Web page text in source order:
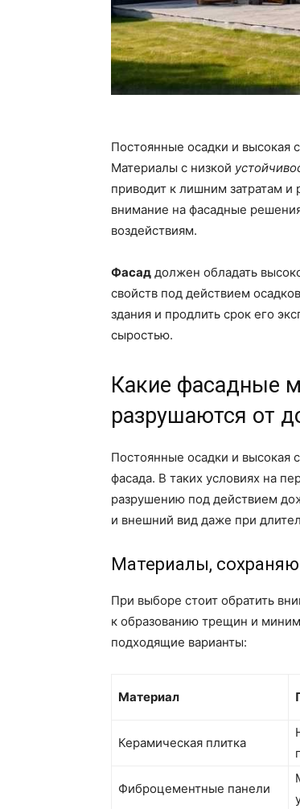
Постоянные осадки и высокая
Материалы с низкой
приводит к лишним затратам и
внимание на фасадные
воздействиям.
Фасад должен обладать
свойств под действием
здания и продлить срок его
сыростью.
Какие фасадные
разрушаются от
Постоянные осадки и высокая
фасада. В таких условиях на
разрушению под действием
и внешний вид даже при
Материалы,
При выборе стоит обратить
к образованию трещин и
подходящие варианты:
Материал
Керамическая плитка
Фиброцементные панели